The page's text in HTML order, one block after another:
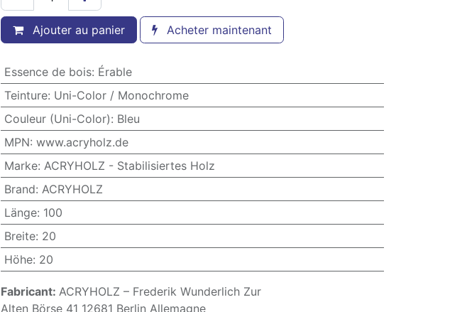
Ajouter au panier Acheter maintenant
Essence de bois: Érable
Teinture: Uni-Color / Monochrome
Couleur (Uni-Color): Bleu
MPN: www.acryholz.de
Marke: ACRYHOLZ - Stabilisiertes Holz
Brand: ACRYHOLZ
Länge: 100
Breite: 20
Höhe: 20
Fabricant: ACRYHOLZ – Frederik Wunderlich Zur
Alten Börse 41 12681 Berlin Allemagne